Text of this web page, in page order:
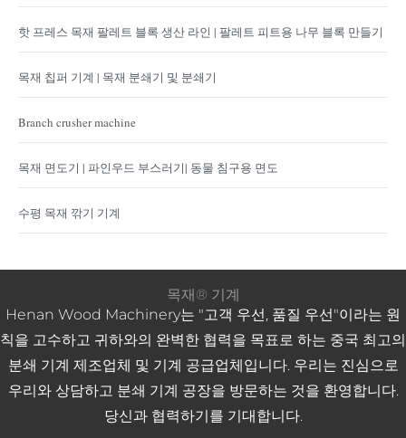
핫 프레스 목재 팔레트 블록 생산 라인 | 팔레트 피트용 나무 블록 만들기
목재 칩퍼 기계 | 목재 분쇄기 및 분쇄기
Branch crusher machine
목재 면도기 | 파인우드 부스러기| 동물 침구용 면도
수평 목재 깎기 기계
목재® 기계
Henan Wood Machinery는 "고객 우선, 품질 우선"이라는 원
칙을 고수하고 귀하와의 완벽한 협력을 목표로 하는 중국 최고의
분쇄 기계 제조업체 및 기계 공급업체입니다. 우리는 진심으로
우리와 상담하고 분쇄 ​​기계 공장을 방문하는 것을 환영합니다.
당신과 협력하기를 기대합니다.